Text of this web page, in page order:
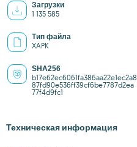
Загрузки
1 135 585
Тип файла
XAPK
SHA256
b17e62ec6061fa386aa22e1ec2a8
87fd90e536ff39cf6be7787d2ea
77f4d9fc1
Техническая информация